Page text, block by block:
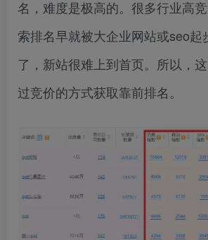
名，难度是极高的。很多行业高
索排名早就被大企业网站或seo起
了，新站很难上到首页。所以，
过竞价的方式获取靠前排名。